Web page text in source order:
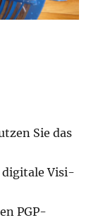
Sie das
digi­ta­le Visi­
PGP-